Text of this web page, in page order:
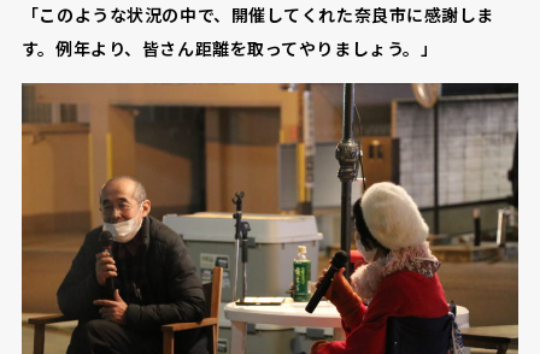
「このような状況の中で、開催してくれた奈良市に感謝しま
す。例年より、皆さん距離を取ってやりましょう。」